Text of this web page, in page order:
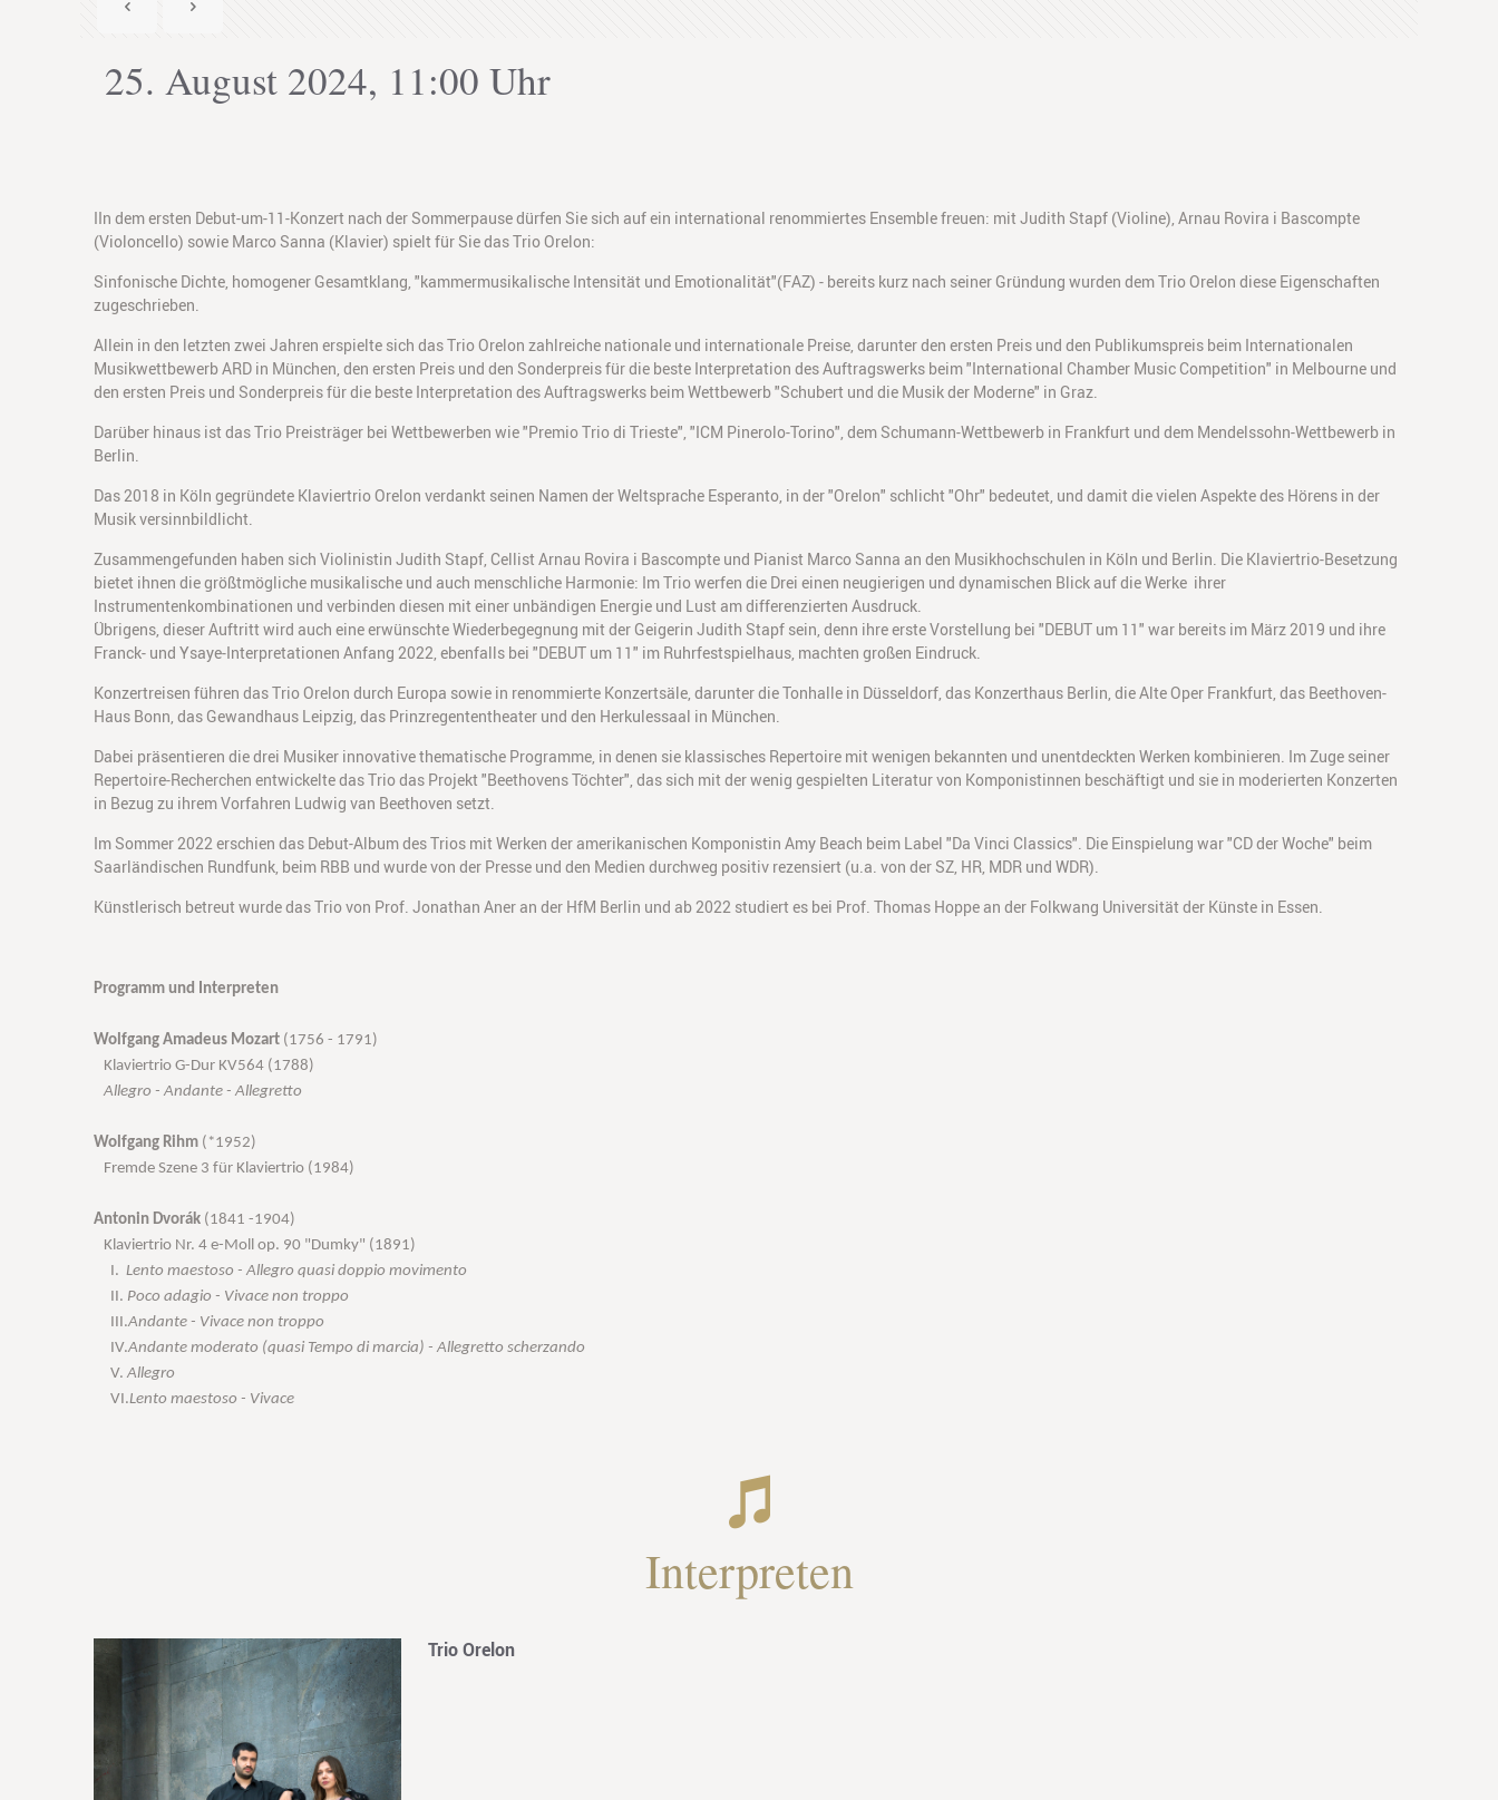
25. August 2024, 11:00 Uhr
IIn dem ersten Debut-um-11-Konzert nach der Sommerpause dürfen Sie sich auf ein international renommiertes Ensemble freuen: mit Judith Stapf (Violine), Arnau Rovira i Bascompte
(Violoncello) sowie Marco Sanna (Klavier) spielt für Sie das Trio Orelon:
Sinfonische Dichte, homogener Gesamtklang, "kammermusikalische Intensität und Emotionalität"(FAZ) - bereits kurz nach seiner Gründung wurden dem Trio Orelon diese Eigenschaften
zugeschrieben.
Allein in den letzten zwei Jahren erspielte sich das Trio Orelon zahlreiche nationale und internationale Preise, darunter den ersten Preis und den Publikumspreis beim Internationalen
Musikwettbewerb ARD in München, den ersten Preis und den Sonderpreis für die beste Interpretation des Auftragswerks beim "International Chamber Music Competition" in Melbourne und
den ersten Preis und Sonderpreis für die beste Interpretation des Auftragswerks beim Wettbewerb "Schubert und die Musik der Moderne" in Graz.
Darüber hinaus ist das Trio Preisträger bei Wettbewerben wie "Premio Trio di Trieste", "ICM Pinerolo-Torino", dem Schumann-Wettbewerb in Frankfurt und dem Mendelssohn-Wettbewerb in
Berlin.
Das 2018 in Köln gegründete Klaviertrio Orelon verdankt seinen Namen der Weltsprache Esperanto, in der "Orelon" schlicht "Ohr" bedeutet, und damit die vielen Aspekte des Hörens in der
Musik versinnbildlicht.
Zusammengefunden haben sich Violinistin Judith Stapf, Cellist Arnau Rovira i Bascompte und Pianist Marco Sanna an den Musikhochschulen in Köln und Berlin. Die Klaviertrio-Besetzung
bietet ihnen die größtmögliche musikalische und auch menschliche Harmonie: Im Trio werfen die Drei einen neugierigen und dynamischen Blick auf die Werke ihrer
Instrumentenkombinationen und verbinden diesen mit einer unbändigen Energie und Lust am differenzierten Ausdruck.
Übrigens, dieser Auftritt wird auch eine erwünschte Wiederbegegnung mit der Geigerin Judith Stapf sein, denn ihre erste Vorstellung bei "DEBUT um 11" war bereits im März 2019 und ihre
Franck- und Ysaye-Interpretationen Anfang 2022, ebenfalls bei "DEBUT um 11" im Ruhrfestspielhaus, machten großen Eindruck.
Konzertreisen führen das Trio Orelon durch Europa sowie in renommierte Konzertsäle, darunter die Tonhalle in Düsseldorf, das Konzerthaus Berlin, die Alte Oper Frankfurt, das Beethoven-
Haus Bonn, das Gewandhaus Leipzig, das Prinzregententheater und den Herkulessaal in München.
Dabei präsentieren die drei Musiker innovative thematische Programme, in denen sie klassisches Repertoire mit wenigen bekannten und unentdeckten Werken kombinieren. Im Zuge seiner
Repertoire-Recherchen entwickelte das Trio das Projekt "Beethovens Töchter", das sich mit der wenig gespielten Literatur von Komponistinnen beschäftigt und sie in moderierten Konzerten
in Bezug zu ihrem Vorfahren Ludwig van Beethoven setzt.
Im Sommer 2022 erschien das Debut-Album des Trios mit Werken der amerikanischen Komponistin Amy Beach beim Label "Da Vinci Classics". Die Einspielung war "CD der Woche" beim
Saarländischen Rundfunk, beim RBB und wurde von der Presse und den Medien durchweg positiv rezensiert (u.a. von der SZ, HR, MDR und WDR).
Künstlerisch betreut wurde das Trio von Prof. Jonathan Aner an der HfM Berlin und ab 2022 studiert es bei Prof. Thomas Hoppe an der Folkwang Universität der Künste in Essen.
Programm und Interpreten
Wolfgang Amadeus Mozart (1756 - 1791)
Klaviertrio G-Dur KV564 (1788)
Allegro - Andante - Allegretto
Wolfgang Rihm (*1952)
Fremde Szene 3 für Klaviertrio (1984)
Antonin Dvorák (1841 -1904)
Klaviertrio Nr. 4 e-Moll op. 90 "Dumky" (1891)
I. Lento maestoso - Allegro quasi doppio movimento
II. Poco adagio - Vivace non troppo
III.Andante - Vivace non troppo
IV.Andante moderato (quasi Tempo di marcia) - Allegretto scherzando
V. Allegro
VI.Lento maestoso - Vivace
Interpreten
Trio Orelon